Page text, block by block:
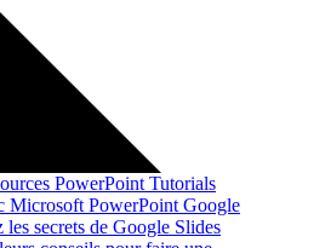
PowerPoint Tutorials
Microsoft PowerPoint Google
les secrets de Google Slides